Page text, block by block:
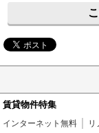
賃貸物件特集
インターネット無料 リ